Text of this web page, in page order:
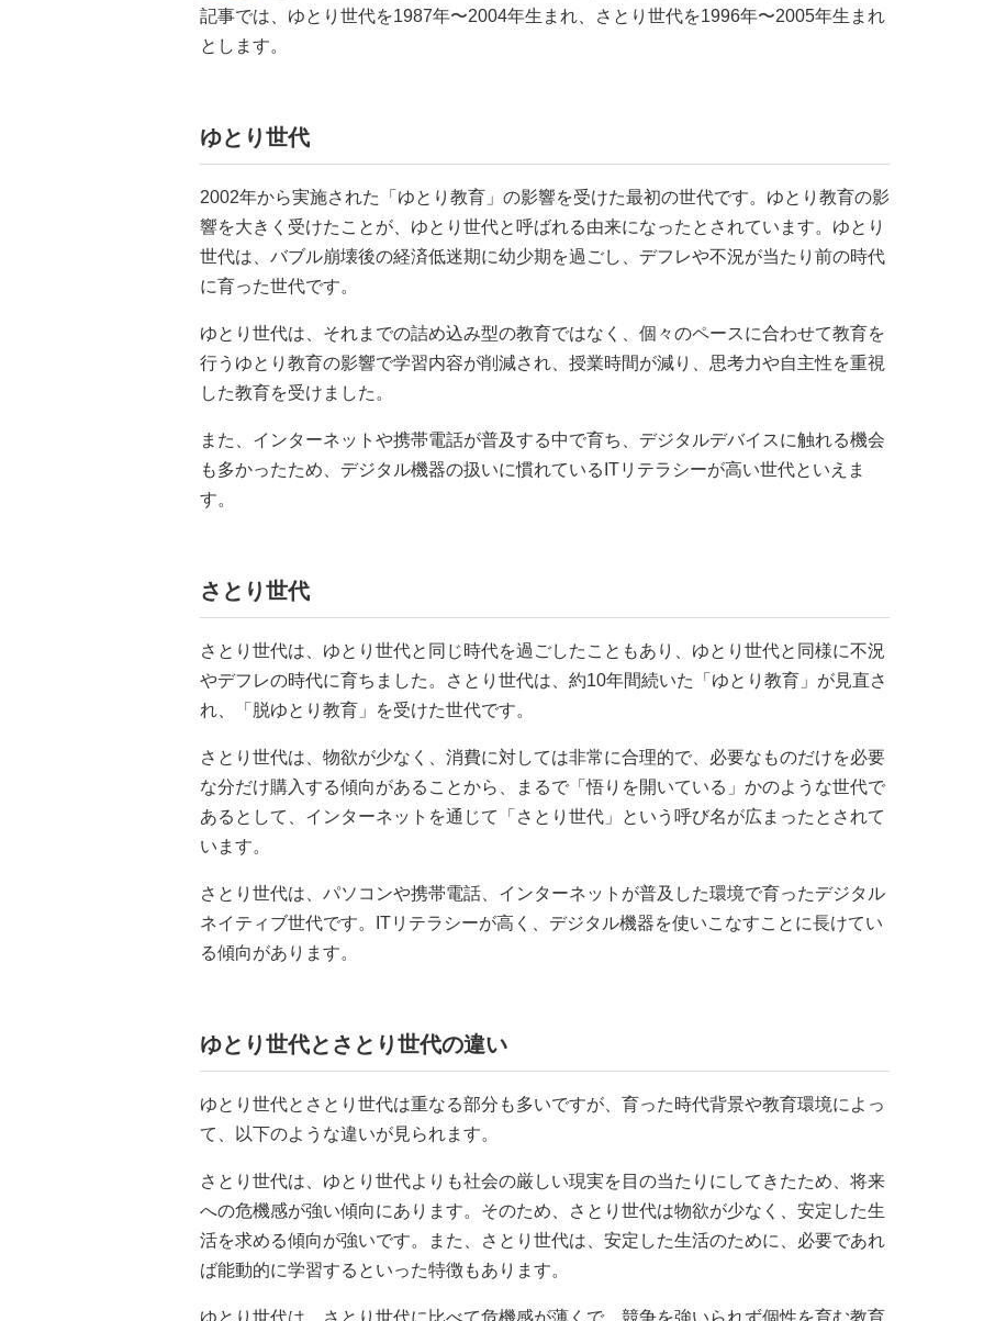
記事では、ゆとり世代を1987年〜2004年生まれ、さとり世代を1996年〜2005年生まれ
とします。
ゆとり世代
2002年から実施された「ゆとり教育」の影響を受けた最初の世代です。ゆとり教育の影
響を大きく受けたことが、ゆとり世代と呼ばれる由来になったとされています。ゆとり
世代は、バブル崩壊後の経済低迷期に幼少期を過ごし、デフレや不況が当たり前の時代
に育った世代です。
ゆとり世代は、それまでの詰め込み型の教育ではなく、個々のペースに合わせて教育を
行うゆとり教育の影響で学習内容が削減され、授業時間が減り、思考力や自主性を重視
した教育を受けました。
また、インターネットや携帯電話が普及する中で育ち、デジタルデバイスに触れる機会
も多かったため、デジタル機器の扱いに慣れているITリテラシーが高い世代といえま
す。
さとり世代
さとり世代は、ゆとり世代と同じ時代を過ごしたこともあり、ゆとり世代と同様に不況
やデフレの時代に育ちました。さとり世代は、約10年間続いた「ゆとり教育」が見直さ
れ、「脱ゆとり教育」を受けた世代です。
さとり世代は、物欲が少なく、消費に対しては非常に合理的で、必要なものだけを必要
な分だけ購入する傾向があることから、まるで「悟りを開いている」かのような世代で
あるとして、インターネットを通じて「さとり世代」という呼び名が広まったとされて
います。
さとり世代は、パソコンや携帯電話、インターネットが普及した環境で育ったデジタル
ネイティブ世代です。ITリテラシーが高く、デジタル機器を使いこなすことに長けてい
る傾向があります。
ゆとり世代とさとり世代の違い
ゆとり世代とさとり世代は重なる部分も多いですが、育った時代背景や教育環境によっ
て、以下のような違いが見られます。
さとり世代は、ゆとり世代よりも社会の厳しい現実を目の当たりにしてきたため、将来
への危機感が強い傾向にあります。そのため、さとり世代は物欲が少なく、安定した生
活を求める傾向が強いです。また、さとり世代は、安定した生活のために、必要であれ
ば能動的に学習するといった特徴もあります。